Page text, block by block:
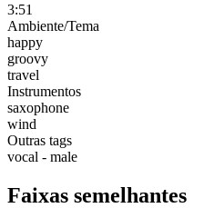
3:51
Ambiente/Tema
happy
groovy
travel
Instrumentos
saxophone
wind
Outras tags
vocal - male
Faixas semelhantes